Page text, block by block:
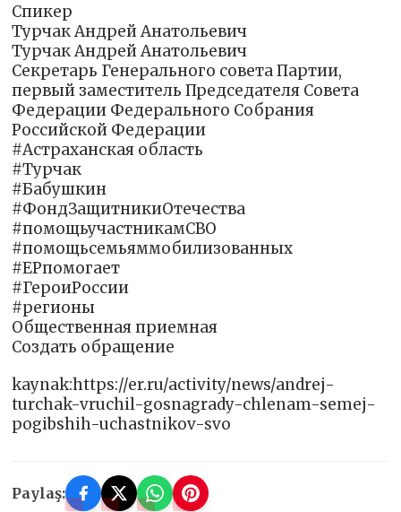
Спикер
Турчак Андрей Анатольевич
Турчак Андрей Анатольевич
Секретарь Генерального совета Партии,
первый заместитель Председателя Совета
Федерации Федерального Собрания
Российской Федерации
#Астраханская область
#Турчак
#Бабушкин
#ФондЗащитникиОтечества
#помощьучастникамСВО
#помощьсемьяммобилизованных
#ЕРпомогает
#ГероиРоссии
#регионы
Общественная приемная
Создать обращение
kaynak:https://er.ru/activity/news/andrej-
turchak-vruchil-gosnagrady-chlenam-semej-
pogibshih-uchastnikov-svo
Paylaş: